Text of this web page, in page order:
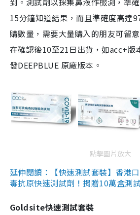
15分鐘知道結果，而且準確度高達
購數量，需要大量購入的朋友可留
在確認後10至21日出貨，如acc+版
發DEEPBLUE 原廠版本。
點擊圖片放大
延伸閱讀：【快速測試套裝】香港
毒抗原快速測試劑！捐贈10萬盒測
Goldsite快速測試套裝